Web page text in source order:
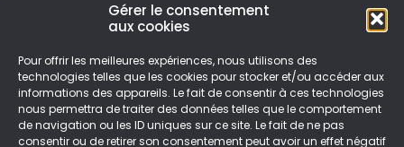
Gérer le consentement
aux cookies
Pour offrir les meilleures expériences, nous utilisons des
technologies telles que les cookies pour stocker et/ou accéder aux
informations des appareils. Le fait de consentir à ces technologies
nous permettra de traiter des données telles que le comportement
de navigation ou les ID uniques sur ce site. Le fait de ne pas
consentir ou de retirer son consentement peut avoir un effet négatif
Découvrez À un clic de toi, un roman
relations avec une plume captivante.
LIRE LA SUITE
16/09/2024